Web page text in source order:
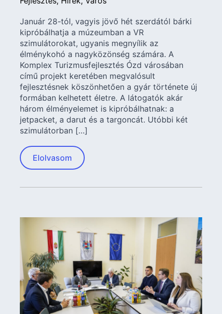
Január 28-tól, vagyis jövő hét szerdától bárki
kipróbálhatja a múzeumban a VR
szimulátorokat, ugyanis megnyílik az
élménykohó a nagyközönség számára. A
Komplex Turizmusfejlesztés Ózd városában
című projekt keretében megvalósult
fejlesztésnek köszönhetően a gyár története új
formában kelhetett életre. A látogatók akár
három élményelemet is kipróbálhatnak: a
jetpacket, a darut és a targoncát. Utóbbi két
szimulátorban […]
Elolvasom